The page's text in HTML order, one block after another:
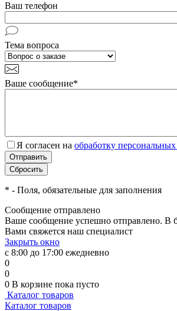
Ваш телефон
Тема вопроса
Ваше сообщение*
Я согласен на обработку
* - Поля, обязательные для заполнения
Сообщение отправлено
Ваше сообщение успешно отправлено. В
Вами свяжется наш специалист
Закрыть окно
с 8:00 до 17:00 ежедневно
0
0
0 В корзине пока пусто
Каталог товаров
Каталог товаров